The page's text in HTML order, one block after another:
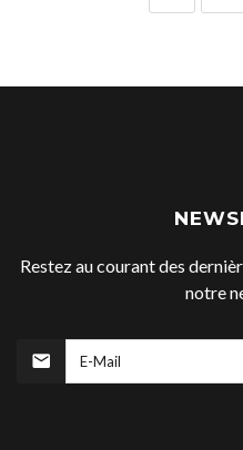
Restez au courant des
notre